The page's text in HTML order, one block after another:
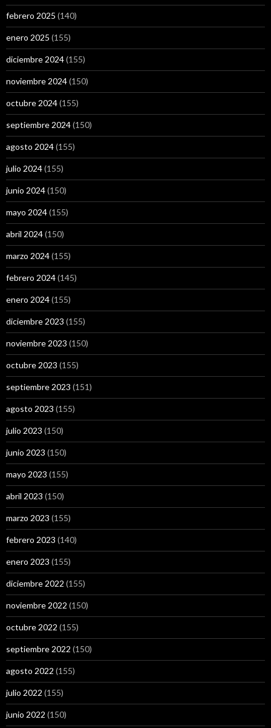
febrero 2025 (140)
enero 2025 (155)
diciembre 2024(155)
noviembre 2024(150)
octubre 2024(155)
septiembre 2024(150)
agosto 2024(155)
julio 2024(155)
junio 2024(150)
mayo 2024(155)
abril 2024(150)
marzo 2024(155)
febrero 2024(145)
enero 2024(155)
diciembre 2023 (155)
noviembre 2023 (150)
octubre 2023 (155)
septiembre 2023 (151)
agosto 2023 (155)
julio 2023 (150)
junio 2023 (150)
mayo 2023 (155)
abril 2023 (150)
marzo 2023 (155)
febrero 2023 (140)
enero 2023 (155)
diciembre 2022 (155)
noviembre 2022 (150)
octubre 2022 (155)
septiembre 2022 (150)
agosto 2022 (155)
julio 2022 (155)
junio 2022 (150)